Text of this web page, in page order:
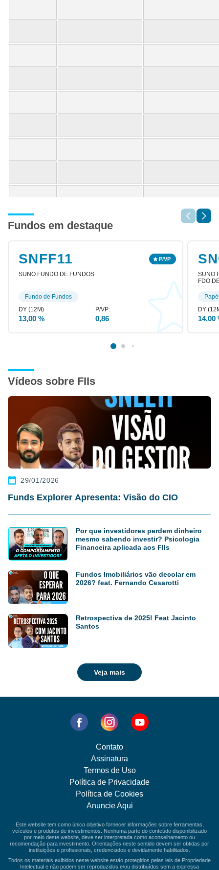
Fundos em destaque
SNFF11
SUNO FUNDO DE FUNDOS
13,00 % 0,86
Fundo de Fundos
SUNO
FDO
14,00
Vídeos sobre FIIs
29/01/2026
Funds Explorer Apresenta: Visão do CIO
Por que investidores perdem dinheiro
mesmo sabendo investir? Psicologia
Financeira aplicada aos FIIs
Fundos Imobiliários vão decolar em
2026? feat. Fernando Cesarotti
Retrospectiva de 2025! Feat Jacinto
Santos
Veja mais
Contato
Assinatura
Termos de Uso
Política de Privacidade
Política de Cookies
Anuncie Aqui
Este website tem como único objetivo fornecer informações sobre ferramentas,
veículos e produtos de investimentos. Nenhuma parte do conteúdo disponibilizado
por meio deste website, deve ser interpretada como aconselhamento ou
recomendação para investimento. Orientações neste sentido devem ser obtidas por
instituições e profissionais, credenciados e devidamente habilitados.
Todos os materiais exibidos neste website estão protegidos pelas leis de Propriedade
Intelectual e não podem ser reproduzidos e/ou distribuídos sem a expressa